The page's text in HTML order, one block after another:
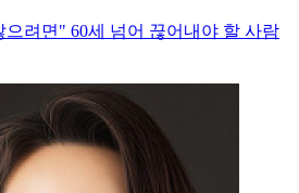
으려면" 60세 넘어 끊어내야 할 사람